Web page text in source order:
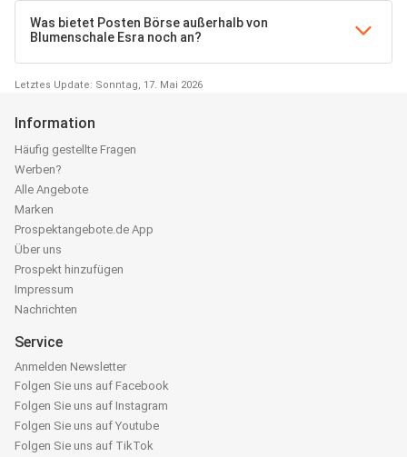
Was bietet Posten Börse außerhalb von
Blumenschale Esra noch an?
Letztes Update: Sonntag, 17. Mai 2026
Information
Häufig gestellte Fragen
Werben?
Alle Angebote
Marken
Prospektangebote.de App
Über uns
Prospekt hinzufügen
Impressum
Nachrichten
Service
Anmelden Newsletter
Folgen Sie uns auf Facebook
Folgen Sie uns auf Instagram
Folgen Sie uns auf Youtube
Folgen Sie uns auf TikTok